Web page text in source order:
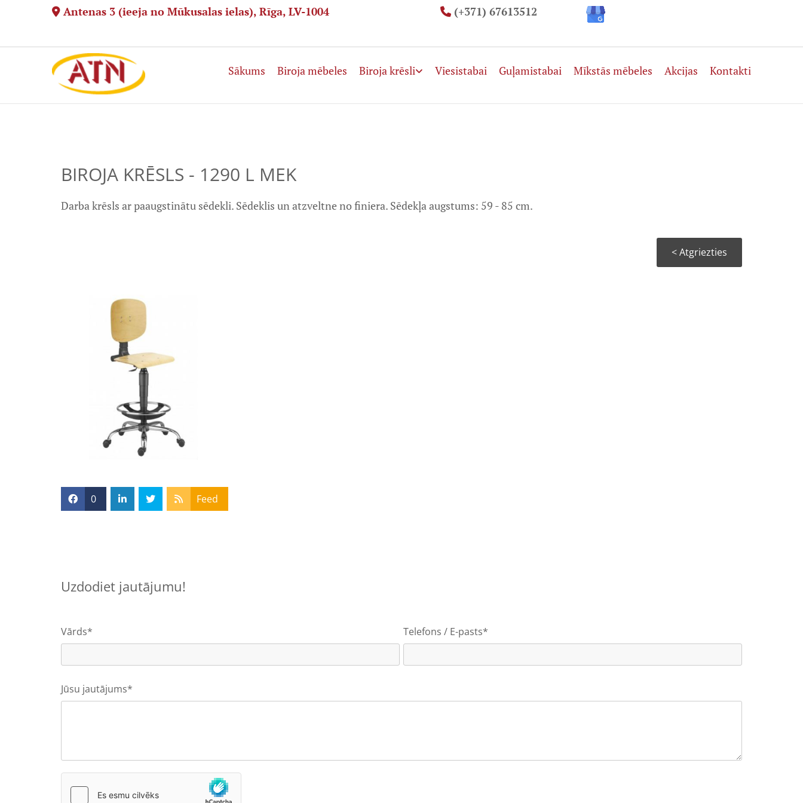
 Antenas 3 (ieeja no Mūkusalas ielas), Rīga, LV-1004  (+371) 67613512
Sākums Biroja mēbeles Biroja krēsli Viesistabai Guļamistabai Mīkstās mēbeles Akcijas Kontakti
BIROJA KRĒSLS - 1290 L MEK
Darba krēsls ar paaugstinātu sēdekli. Sēdeklis un atzveltne no finiera. Sēdekļa augstums: 59 - 85 cm.
< Atgriezties
0 Feed
Uzdodiet jautājumu!
Vārds* Telefons / E-pasts*
Jūsu jautājums*